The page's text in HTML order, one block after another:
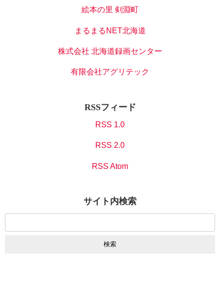
絵本の里 剣淵町
まるまるNET北海道
株式会社 北海道録画センター
有限会社アグリテック
RSSフィード
RSS 1.0
RSS 2.0
RSS Atom
サイト内検索